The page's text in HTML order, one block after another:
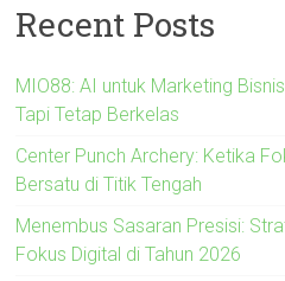
Recent Posts
MIO88: AI untuk Marketing
Tapi Tetap Berkelas
Center Punch Archery: Ketika
Bersatu di Titik Tengah
Menembus Sasaran Presisi:
Fokus Digital di Tahun 2026